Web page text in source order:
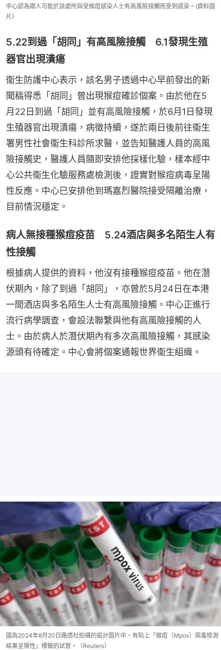
中心認為兩人可能於該處所與受猴痘感染人士有高風險接觸而受到感染。(資料圖
片）
5.22到過「胡同」有高風險接觸 6.1發現生殖
器官出現潰瘍
衞生防護中心表示，該名男子透過中心早前發出的新
聞稿得悉「胡同」曾出現猴痘確診個案。由於他在5
月22日到過「胡同」並有高風險接觸，於6月1日發現
生殖器官出現潰瘍，病徵持續，遂於兩日後前往衞生
署男性社會衞生科診所求醫，並告知醫護人員的高風
險接觸史，醫護人員隨即安排他採樣化驗，樣本經中
心公共衞生化驗服務處檢測後，證實對猴痘病毒呈陽
性反應。中心已安排他到瑪嘉烈醫院接受隔離治療，
目前情況穩定。
病人無接種猴痘疫苗 5.24酒店與多名陌生人有
性接觸
根據病人提供的資料，他沒有接種猴痘疫苗。他在潛
伏期內，除了到過「胡同」，亦曾於5月24日在本港
一間酒店與多名陌生人士有高風險接觸。中心正進行
流行病學調查，會設法聯繫與他有高風險接觸的人
士。由於病人於潛伏期內有多次高風險接觸，其感染
源頭有待確定。中心會將個案通報世界衞生組織。
圖為2024年8月20日路透社拍攝的設計圖片中，有貼上「猴痘（Mpox）病毒檢測
結果呈陽性」標籤的試管。（Reuters）